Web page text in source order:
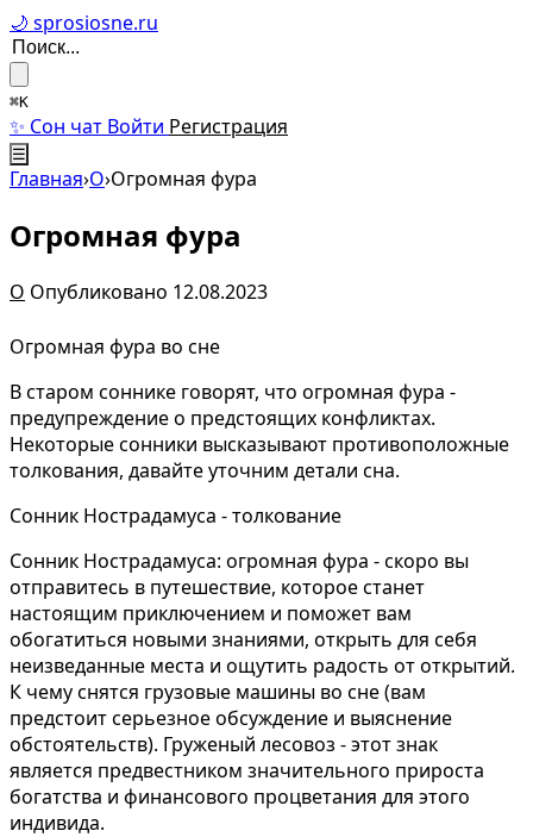
🌙 sprosiosne.ru
⌘K
✨ Сон чат Войти Регистрация
☰
Главная›О›Огромная фура
Огромная фура
О Опубликовано 12.08.2023
Огромная фура во сне
В старом соннике говорят, что огромная фура -
предупреждение о предстоящих конфликтах.
Некоторые сонники высказывают противоположные
толкования, давайте уточним детали сна.
Сонник Нострадамуса - толкование
Сонник Нострадамуса: огромная фура - скоро вы
отправитесь в путешествие, которое станет
настоящим приключением и поможет вам
обогатиться новыми знаниями, открыть для себя
неизведанные места и ощутить радость от открытий.
К чему снятся грузовые машины во сне (вам
предстоит серьезное обсуждение и выяснение
обстоятельств). Груженый лесовоз - этот знак
является предвестником значительного прироста
богатства и финансового процветания для этого
индивида.